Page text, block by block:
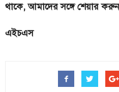
থাকে, আমাদের সঙ্গে শেয়ার
এইচএস